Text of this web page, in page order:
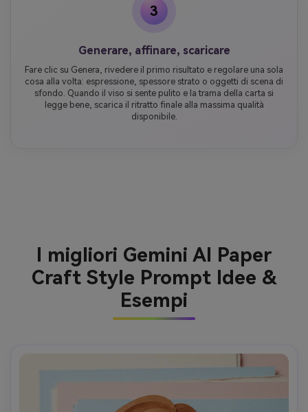
3
Generare, affinare, scaricare
Fare clic su Genera, rivedere il primo risultato e regolare una sola
cosa alla volta: espressione, spessore strato o oggetti di scena di
sfondo. Quando il viso si sente pulito e la trama della carta si
legge bene, scarica il ritratto finale alla massima qualità
disponibile.
I migliori Gemini AI Paper
Craft Style Prompt Idee &
Esempi